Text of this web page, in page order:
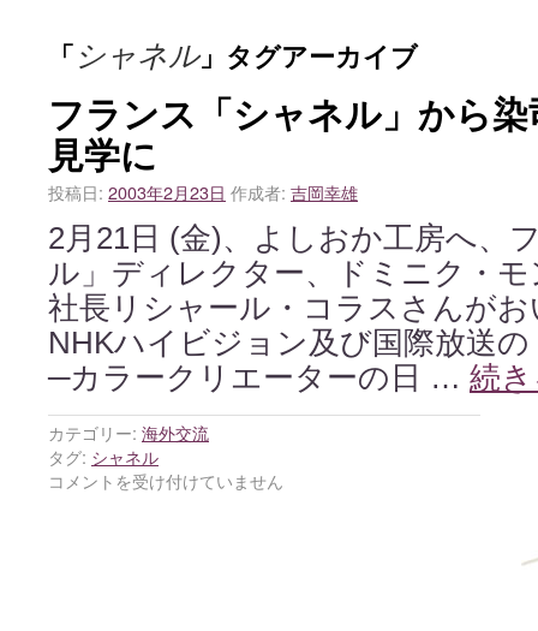
「シャネル」タグアーカイブ
フランス「シャネル」から
見学に
投稿日: 2003年2月23日 作成者: 吉岡幸雄
2月21日 (金)、よしおか工房へ、
ル」ディレクター、ドミニク・
社長リシャール・コラスさんが
NHKハイビジョン及び国際放送
─カラークリエーターの日 … 続
カテゴリー: 海外交流
タグ: シャネル
コメントを受け付けていません